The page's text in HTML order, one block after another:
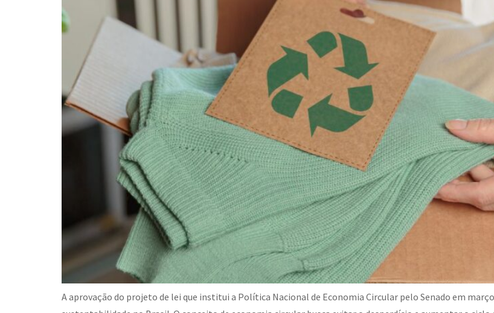
A aprovação do projeto de lei que institui a Política Nacional de Economia Circular pelo Senado em